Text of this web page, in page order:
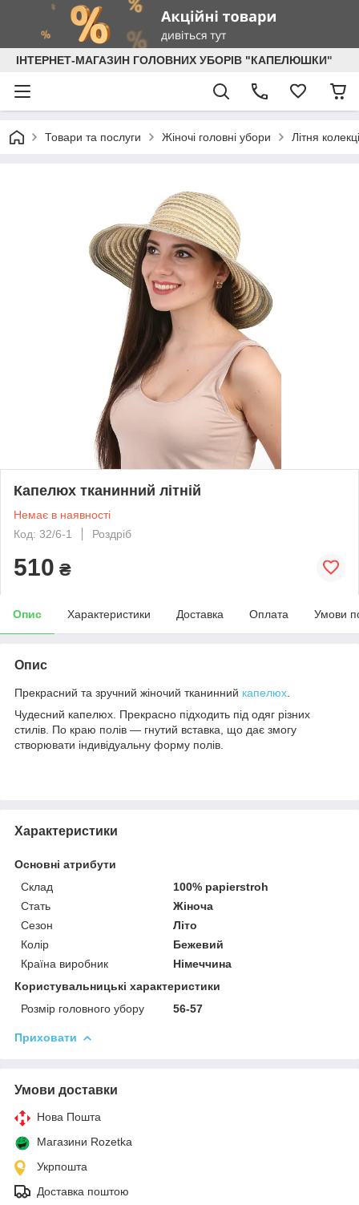
ІНТЕРНЕТ-МАГАЗИН ГОЛОВНИХ УБОРІВ "КАПЕЛЮШКИ"
Товари та послуги Жіночі головні убори Літня
Капелюх тканинний літній
Немає в наявності
Код: 32/6-1
Роздріб
510 ₴
Опис Характеристики Доставка Оплата Умови
Опис
Прекрасний та зручний жіночий тканинний капелюх
Чудесний капелюх. Прекрасно підходить під одяг різних
стилів. По краю полів — гнутий вставка, що дає змогу
створювати індивідуальну форму полів.
Характеристики
Основні атрибути
Склад
100% papierstroh
Стать
Жіноча
Сезон
Літо
Колір
Бежевий
Країна виробник
Німеччина
Користувальницькі характеристики
Розмір головного убору
56-57
Приховати
Умови доставки
Нова Пошта
Магазини Rozetka
Укрпошта
Доставка поштою